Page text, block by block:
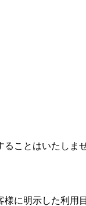
ことはいたしませ
に明示した利用